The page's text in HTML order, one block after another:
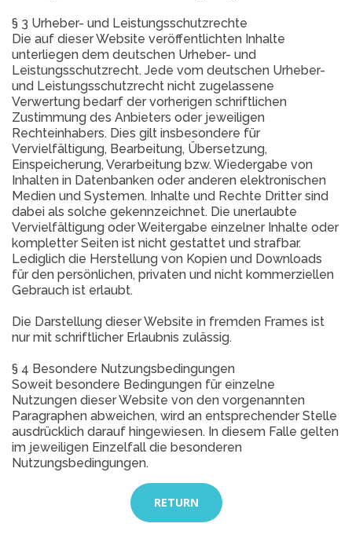
§ 3 Urheber- und Leistungsschutzrechte
Die auf dieser Website veröffentlichten Inhalte
unterliegen dem deutschen Urheber- und
Leistungsschutzrecht. Jede vom deutschen Urheber-
und Leistungsschutzrecht nicht zugelassene
Verwertung bedarf der vorherigen schriftlichen
Zustimmung des Anbieters oder jeweiligen
Rechteinhabers. Dies gilt insbesondere für
Vervielfältigung, Bearbeitung, Übersetzung,
Einspeicherung, Verarbeitung bzw. Wiedergabe von
Inhalten in Datenbanken oder anderen elektronischen
Medien und Systemen. Inhalte und Rechte Dritter sind
dabei als solche gekennzeichnet. Die unerlaubte
Vervielfältigung oder Weitergabe einzelner Inhalte oder
kompletter Seiten ist nicht gestattet und strafbar.
Lediglich die Herstellung von Kopien und Downloads
für den persönlichen, privaten und nicht kommerziellen
Gebrauch ist erlaubt.
Die Darstellung dieser Website in fremden Frames ist
nur mit schriftlicher Erlaubnis zulässig.
§ 4 Besondere Nutzungsbedingungen
Soweit besondere Bedingungen für einzelne
Nutzungen dieser Website von den vorgenannten
Paragraphen abweichen, wird an entsprechender Stelle
ausdrücklich darauf hingewiesen. In diesem Falle gelten
im jeweiligen Einzelfall die besonderen
Nutzungsbedingungen.
RETURN